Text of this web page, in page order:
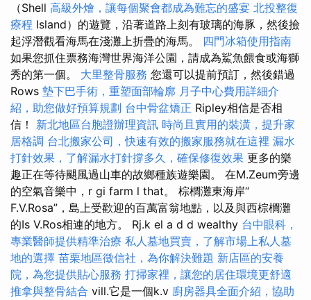
（Shell 高級外燴，讓每個聚會都成為難忘的盛宴 北投整復
療程 Island）的遊覽，沿著道路上刻有玻璃的海豚，然後撿
起浮潛觀看海馬在淺灘上折疊的海馬。 四門冰箱使用指南
如果您抓住票務海灣世界海洋公園，請成為鯊魚餵食或海獅
秀的第一個。 大里整骨服務 您還可以提前預訂，然後錯過
Rows 墊下巴手術，重塑面部輪廓 月子中心費用詳細介
紹，助您做好預算規劃 台中骨盆矯正 Ripley相信是否相
信！ 新北地區台胞證辦理資訊 時尚且實用的裝潢，提升家
居格調 台北搬家公司，快速有效的搬家服務就在這裡 漏水
打針效果，了解漏水打針撐多久，確保修復效果 更多的樂
趣正在等待颶風過山車的故鄉種族遊樂園。 在M.Zeum旁邊
的空氣音樂中，r gi farm l that。 棕櫚灘東海岸“
F.V.Rosa”，島上受歡迎的百萬富翁地點，以及與西棕櫚灘
的Is V.Ros相連的地方。 Rj.k el a d d wealthy 台中眼科，
專業醫師提供精準治療 私人墓地買賣，了解市場上私人墓
地的選擇 苗栗地區徵信社，為你解決難題 新店區的安養
院，為您提供貼心服務 打掃家裡，讓您的居住環境更舒適
推拿與整骨結合 vill.它是一個k.v 廚房器具全面介紹，協助